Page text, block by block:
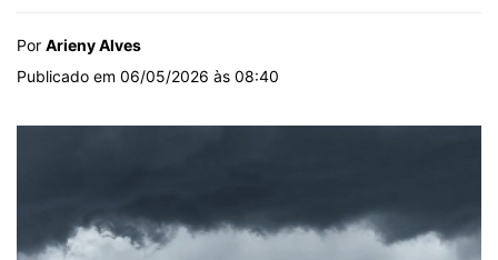
Por Arieny Alves
Publicado em 06/05/2026 às 08:40